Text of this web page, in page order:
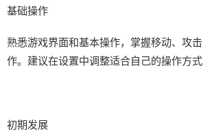
基础操作
熟悉游戏界面和基本操作，掌握移动、攻
作。建议在设置中调整适合自己的操作方式
初期发展